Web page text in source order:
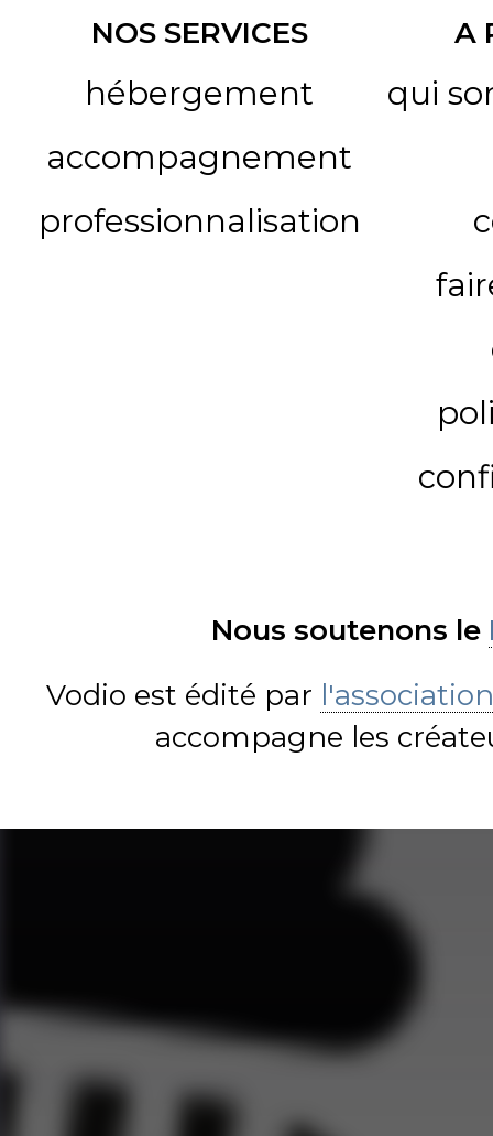
NOS SERVICES
hébergement
accompagnement
professionnalisation
A
qui